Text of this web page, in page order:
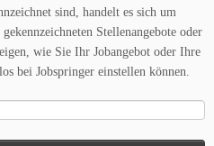
sind, handelt es sich um
Stellenangebote oder
wie Sie Ihr Jobangebot oder Ihre
bei Jobspringer einstellen können.